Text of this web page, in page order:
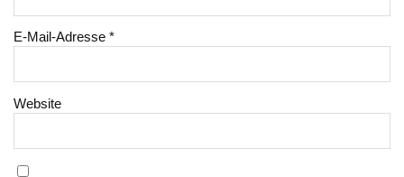
E-Mail-Adresse*
Website